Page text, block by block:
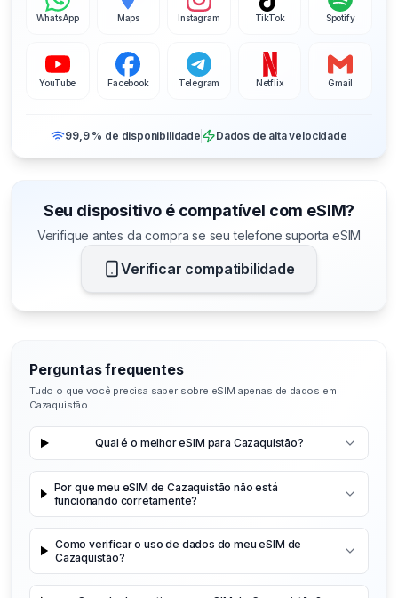
WhatsApp Maps Instagram TikTok Spotify
YouTube Facebook Telegram Netflix Gmail
99,9 % de disponibilidade Dados de alta velocidade
Seu dispositivo é compatível com eSIM?
Verifique antes da compra se seu telefone suporta eSIM
Verificar compatibilidade
Perguntas frequentes
Tudo o que você precisa saber sobre eSIM apenas de dados em
Cazaquistão
Qual é o melhor eSIM para Cazaquistão?
Por que meu eSIM de Cazaquistão não está
funcionando corretamente?
Como verificar o uso de dados do meu eSIM de
Cazaquistão?